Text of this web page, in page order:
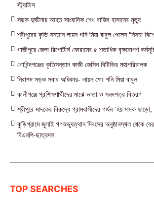
স্ট্যাটাস
সড়ক দুর্ঘটনায় আহত সাংবাদিক শেখ রাজিব হাসানের মৃত্যু
শ্রীপুরের কৃতি সন্তান লায়ন গনি মিয়া বাবুল পেলেন ‘নিসচা
গাজীপুরে জেলা রিপোর্টার্স ফোরামের ৫ শতাধিক বৃক্ষরোপণ
গোবিন্দগঞ্জের কৃতিসন্তান কাজী জেসিন বিটিভির মহাপরিচালক
নিরাপদ সড়ক সবার অধিকার- লায়ন মোঃ গনি মিয়া বাবুল
কালীগঞ্জে প্রশিক্ষণার্থীদের মাঝে ভাতা ও সনদপত্র বিতরণ
শ্রীপুরে মাদকের বিরুদ্ধে গ্রামবাসীদের গর্জন-‘হয় মাদক
কুড়িগ্রামে জুলাই গণঅভ্যুত্থান দিবসের অনুষ্ঠানস্থল থেকে বের
বিএনপি-ছাত্রদল
TOP SEARCHES